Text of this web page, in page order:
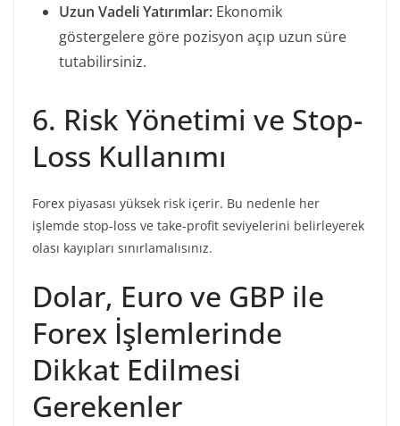
Uzun Vadeli Yatırımlar: Ekonomik
göstergelere göre pozisyon açıp uzun süre
tutabilirsiniz.
6. Risk Yönetimi ve Stop-
Loss Kullanımı
Forex piyasası yüksek risk içerir. Bu nedenle her
işlemde stop-loss ve take-profit seviyelerini belirleyerek
olası kayıpları sınırlamalısınız.
Dolar, Euro ve GBP ile
Forex İşlemlerinde
Dikkat Edilmesi
Gerekenler